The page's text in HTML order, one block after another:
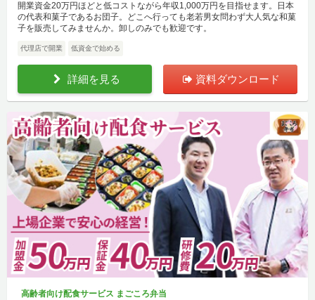
開業資金20万円ほどと低コストながら年収1,000万円を目指せます。日本
の代表和菓子であるお団子。どこへ行っても老若男女問わず大人気な和菓
子を販売してみませんか。卸しのみでも歓迎です。
代理店で開業 低資金で始める
詳細を見る 資料ダウンロード
高齢者向け配食サービス まごころ弁当